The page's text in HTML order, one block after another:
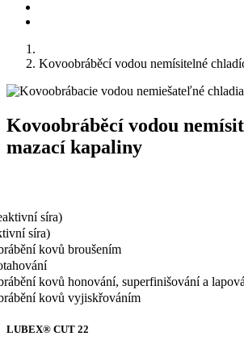
Kovoobráběcí vodou nemísitelné
Kovoobráběcí vodou
mazací kapaliny
síra)
síra)
kovů broušením
kovů honování, superfinišování a
kovů vyjiskřováním
LUBEX® CUT 22